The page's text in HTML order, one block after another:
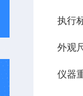
执行
外观
仪器